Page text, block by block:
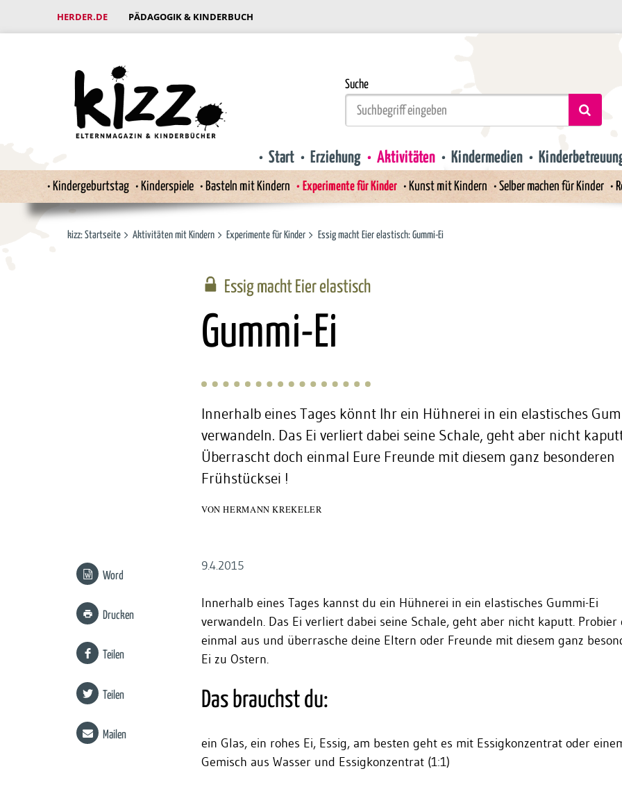
HERDER.DE PÄDAGOGIK & KINDERBUCH
Suche
Start Erziehung Aktivitäten Kindermedien
Kindergeburtstag Kinderspiele Basteln mit Kindern Experimente für Kinder Kunst mit Kindern Selber machen für Kinder
kizz: Startseite Aktivitäten mit Kindern Experimente für Kinder Essig macht Eier elastisch: Gummi-Ei
Essig macht Eier elastisch
:
Gummi-Ei
Innerhalb eines Tages könnt Ihr ein Hühnerei in ein elastisches
verwandeln. Das Ei verliert dabei seine Schale, geht aber nicht
Überrascht doch einmal Eure Freunde mit diesem ganz besonderen
Frühstücksei !
VONHERMANN KREKELER
9.4.2015
Innerhalb eines Tages kannst du ein Hühnerei in ein elastisches Gummi-Ei
verwandeln. Das Ei verliert dabei seine Schale, geht aber nicht kaputt. Probier
einmal aus und überrasche deine Eltern oder Freunde mit diesem ganz
Ei zu Ostern.
Das brauchst du:
ein Glas, ein rohes Ei, Essig, am besten geht es mit Essigkonzentrat oder
Gemisch aus Wasser und Essigkonzentrat (1:1)
Word
Drucken
Teilen
Teilen
Mailen